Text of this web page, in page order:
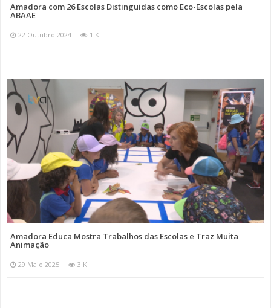
Amadora com 26 Escolas Distinguidas como Eco-Escolas pela
ABAAE
22 Outubro 2024 1 K
Amadora Educa Mostra Trabalhos das Escolas e Traz Muita
Animação
29 Maio 2025 3 K